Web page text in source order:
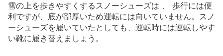
雪の上を歩きやすくするスノーシューズは 、
歩行には便
利ですが、底が部厚いため運転には向いていません。スノ
ーシューズを履いていたとしても、運転時には運転しやす
い靴に履き替えましょう。